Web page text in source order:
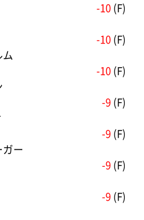
-10 (F)
-10 (F)
ム
-10 (F)
-9 (F)
-9 (F)
ー
-9 (F)
-9 (F)